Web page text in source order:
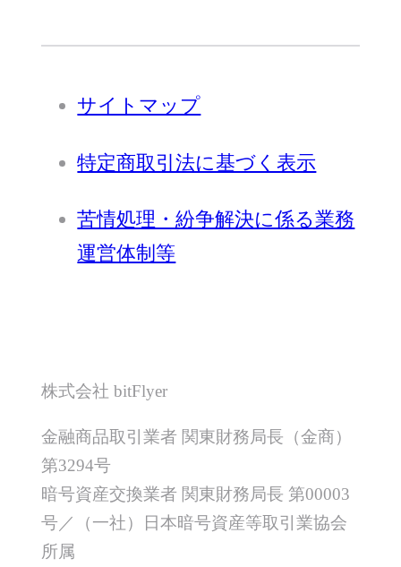
サイトマップ
特定商取引法に基づく表示
苦情処理・紛争解決に係る業務
運営体制等
株式会社 bitFlyer
金融商品取引業者 関東財務局長（金商）
第3294号
暗号資産交換業者 関東財務局長 第00003
号／（一社）日本暗号資産等取引業協会
所属